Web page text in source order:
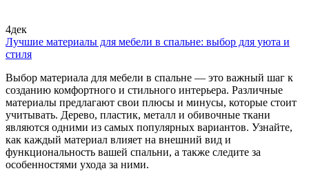
4дек
Лучшие материалы для мебели в спальне: выбор для уюта и
стиля
Выбор материала для мебели в спальне — это важный шаг к
созданию комфортного и стильного интерьера. Различные
материалы предлагают свои плюсы и минусы, которые стоит
учитывать. Дерево, пластик, металл и обивочные ткани
являются одними из самых популярных вариантов. Узнайте,
как каждый материал влияет на внешний вид и
функциональность вашей спальни, а также следите за
особенностями ухода за ними.